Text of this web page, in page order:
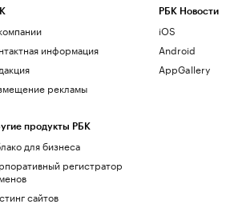
информация
рекламы
продукты РБК
для бизнеса
регистратор
сайтов
РБК Новости
iOS
Android
AppGallery